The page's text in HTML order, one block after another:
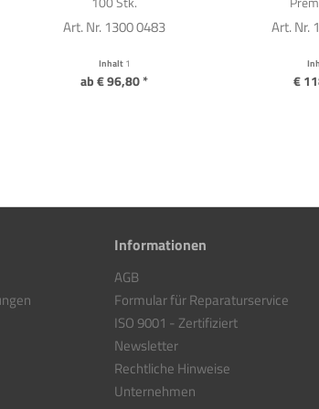
Art. Nr. 1300 0483
Inhalt 1
ab € 96,80 *
Art. Nr.
€
Informationen
AGB
Formular für Reparaturservice
ISO 9001 - Zertifiziert
Newsletter
Rechtliche Hinweise
Unternehmen